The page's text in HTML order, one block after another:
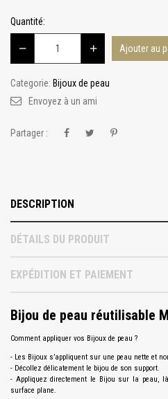
Quantité:
Ajouter au
Categorie: Bijoux de peau
Envoyez à un ami
Partager :
DESCRIPTION
DÉTAILS DU PRODUIT
EXPÉDITION ET PAIEMENT
Bijou de peau réutilisable
Comment appliquer vos Bijoux de peau ?
- Les Bijoux s’appliquent sur une peau nette et
- Décollez délicatement le bijou de son support.
- Appliquez directement le Bijou sur la peau,
surface plane.